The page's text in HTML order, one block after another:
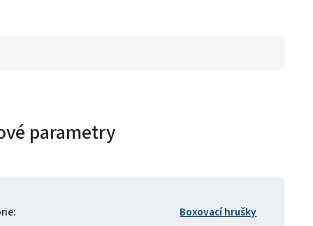
parametry
: Boxovací hrušky